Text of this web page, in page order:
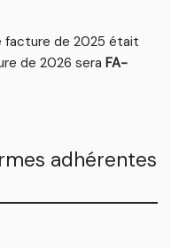
facture de 2025 était
de 2026 sera FA-
adhérentes